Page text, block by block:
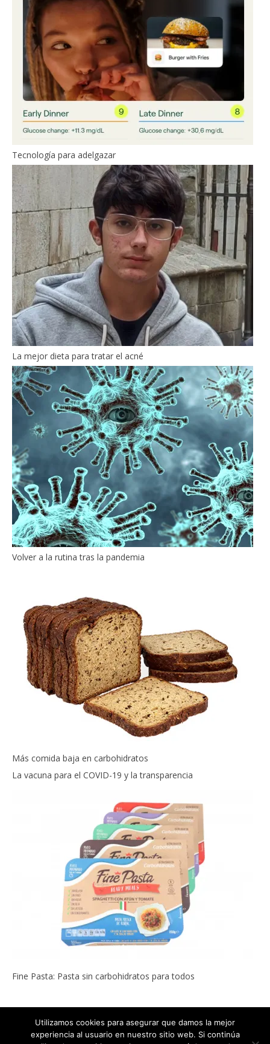
Tecnología para adelgazar
La mejor dieta para tratar el acné
Volver a la rutina tras la pandemia
Más comida baja en carbohidratos
La vacuna para el COVID-19 y la transparencia
Fine Pasta: Pasta sin carbohidratos para todos
Copyright © 2022 ADELGAZAR SIN MILAGROS por Carlos Abehsera
Utilizamos cookies para asegurar que damos la mejor
experiencia al usuario en nuestro sitio web. Si continúa